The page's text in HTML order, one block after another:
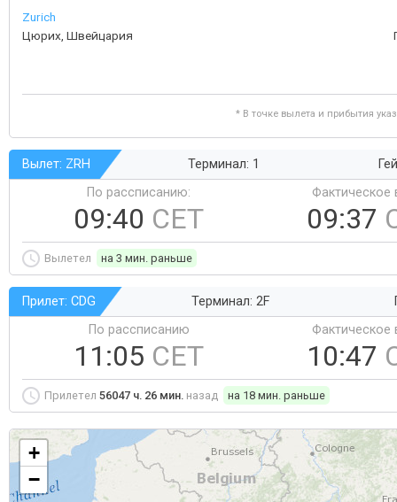
Zurich
Цюрих, Швейцария
* В точке вылета и прибытия
Вылет: ZRH Терминал: 1
По рассписанию:
09:40 CET
Фактическое
09:37
Вылетел на 3 мин. раньше
Прилет: CDG Терминал: 2F
По рассписанию
11:05 CET
Фактическое
10:47
Прилетел 56047 ч. 26 мин. назад на 18 мин. раньше
+
−